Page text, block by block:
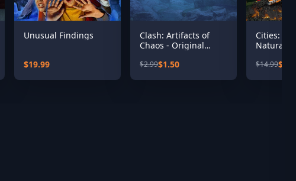
Unusual Findings
$19.99
Clash: Artifacts of
Chaos - Original
$2.99$1.50
Cities:
Natural
$14.99